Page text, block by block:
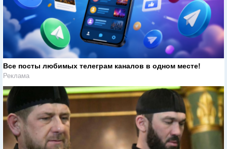
Все посты любимых телеграм каналов в одном месте!
Реклама